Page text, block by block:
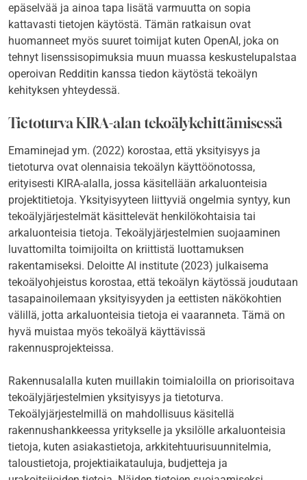
epäselvää ja ainoa tapa lisätä varmuutta on sopia
kattavasti tietojen käytöstä. Tämän ratkaisun ovat
huomanneet myös suuret toimijat kuten OpenAI, joka on
tehnyt lisenssisopimuksia muun muassa keskustelupalstaa
operoivan Redditin kanssa tiedon käytöstä tekoälyn
kehityksen yhteydessä.
Tietoturva KIRA-alan tekoälykehittämisessä
Emaminejad ym. (2022) korostaa, että yksityisyys ja
tietoturva ovat olennaisia tekoälyn käyttöönotossa,
erityisesti KIRA-alalla, jossa käsitellään arkaluonteisia
projektitietoja. Yksityisyyteen liittyviä ongelmia syntyy, kun
tekoälyjärjestelmät käsittelevät henkilökohtaisia tai
arkaluonteisia tietoja. Tekoälyjärjestelmien suojaaminen
luvattomilta toimijoilta on kriittistä luottamuksen
rakentamiseksi. Deloitte AI institute (2023) julkaisema
tekoälyohjeistus korostaa, että tekoälyn käytössä joudutaan
tasapainoilemaan yksityisyyden ja eettisten näkökohtien
välillä, jotta arkaluonteisia tietoja ei vaaranneta. Tämä on
hyvä muistaa myös tekoälyä käyttävissä
rakennusprojekteissa.
Rakennusalalla kuten muillakin toimialoilla on priorisoitava
tekoälyjärjestelmien yksityisyys ja tietoturva.
Tekoälyjärjestelmillä on mahdollisuus käsitellä
rakennushankkeessa yritykselle ja yksilölle arkaluonteisia
tietoja, kuten asiakastietoja, arkkitehtuurisuunnitelmia,
taloustietoja, projektiaikatauluja, budjetteja ja